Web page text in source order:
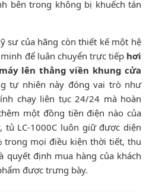
bên trong không bị khuếch tán
sư của hãng còn thiết kế một hệ
để luân chuyển trực tiếp hơi
lên thẳng viền khung cửa
tự nhiên này đóng vai trò như
chạy liên tục 24/24 mà hoàn
một đồng tiền điện nào của
tủ LC-1000C luôn giữ được diện
trong mọi điều kiện thời tiết, thu
quyết định mua hàng của khách
được trưng bày.